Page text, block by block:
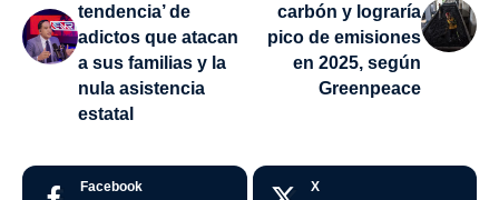
tendencia’ de
adictos que atacan
a sus familias y la
nula asistencia
estatal
carbón y lograría
pico de emisiones
en 2025, según
Greenpeace
Facebook X